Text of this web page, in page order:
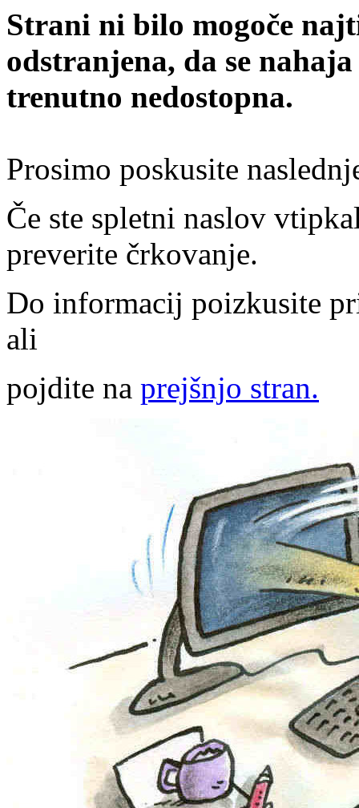
Strani ni bilo mogoče
odstranjena, da se
trenutno nedostopna.
Prosimo poskusite
Če ste spletni naslov
preverite črkovanje.
Do informacij poizkusite
ali
pojdite na prejšnjo stran.